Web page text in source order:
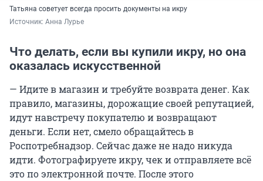
Татьяна советует всегда просить документы на икру
Источник: Анна Лурье
Что делать, если вы купили икру, но она
оказалась искусственной
— Идите в магазин и требуйте возврата денег. Как
правило, магазины, дорожащие своей репутацией,
идут навстречу покупателю и возвращают
деньги. Если нет, смело обращайтесь в
Роспотребнадзор. Сейчас даже не надо никуда
идти. Фотографируете икру, чек и отправляете всё
это по электронной почте. После этого